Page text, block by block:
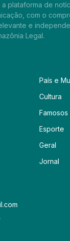
a plataforma de
com o
e
Legal.
País e
Cultura
Famosos
Esporte
Geral
Jornal